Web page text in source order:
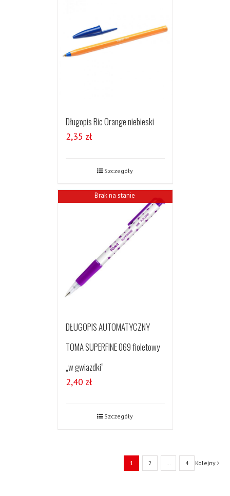
Długopis Bic Orange niebieski
2,35 zł
Szczegóły
Brak na stanie
DŁUGOPIS AUTOMATYCZNY
TOMA SUPERFINE 069 fioletowy
„w gwiazdki”
2,40 zł
Szczegóły
1 2 … 4 Kolejny